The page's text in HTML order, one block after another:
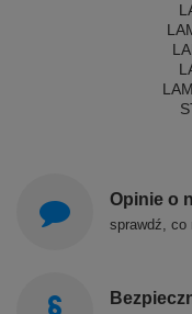
Opinie o
sprawdź, co